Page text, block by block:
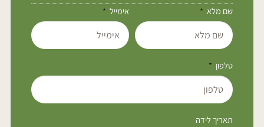
שם מלא אימייל
טלפון
תאריך לידה